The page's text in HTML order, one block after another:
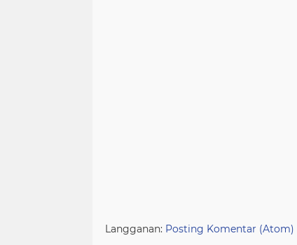
Langganan: Posting Komentar (Atom)